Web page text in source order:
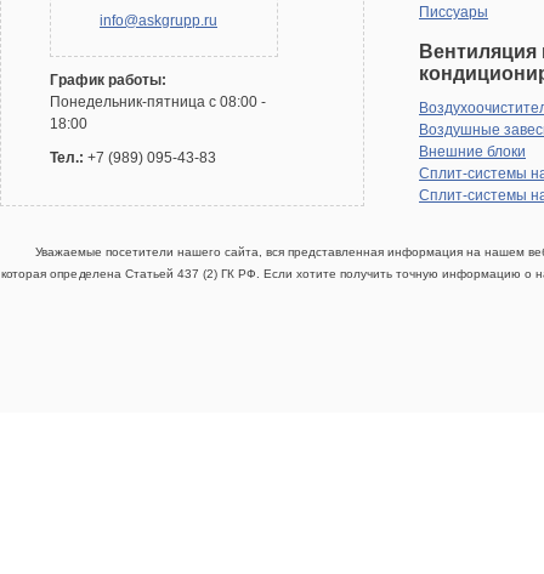
info@askgrupp.ru
График работы:
Понедельник-пятница с 08:00 -
18:00
Тел.: +7 (989) 095-43-83
Писсуары
Вентиляция
Воздушные
Внешние блоки
Сплит-системы
Сплит-системы
Уважаемые посетители нашего сайта, вся представленная информация на нашем
которая определена Статьей 437 (2) ГК РФ. Если хотите получить точную информацию о